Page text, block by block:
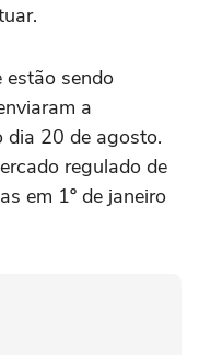
estão sendo
a
dia 20 de agosto.
regulado de
em 1º de janeiro